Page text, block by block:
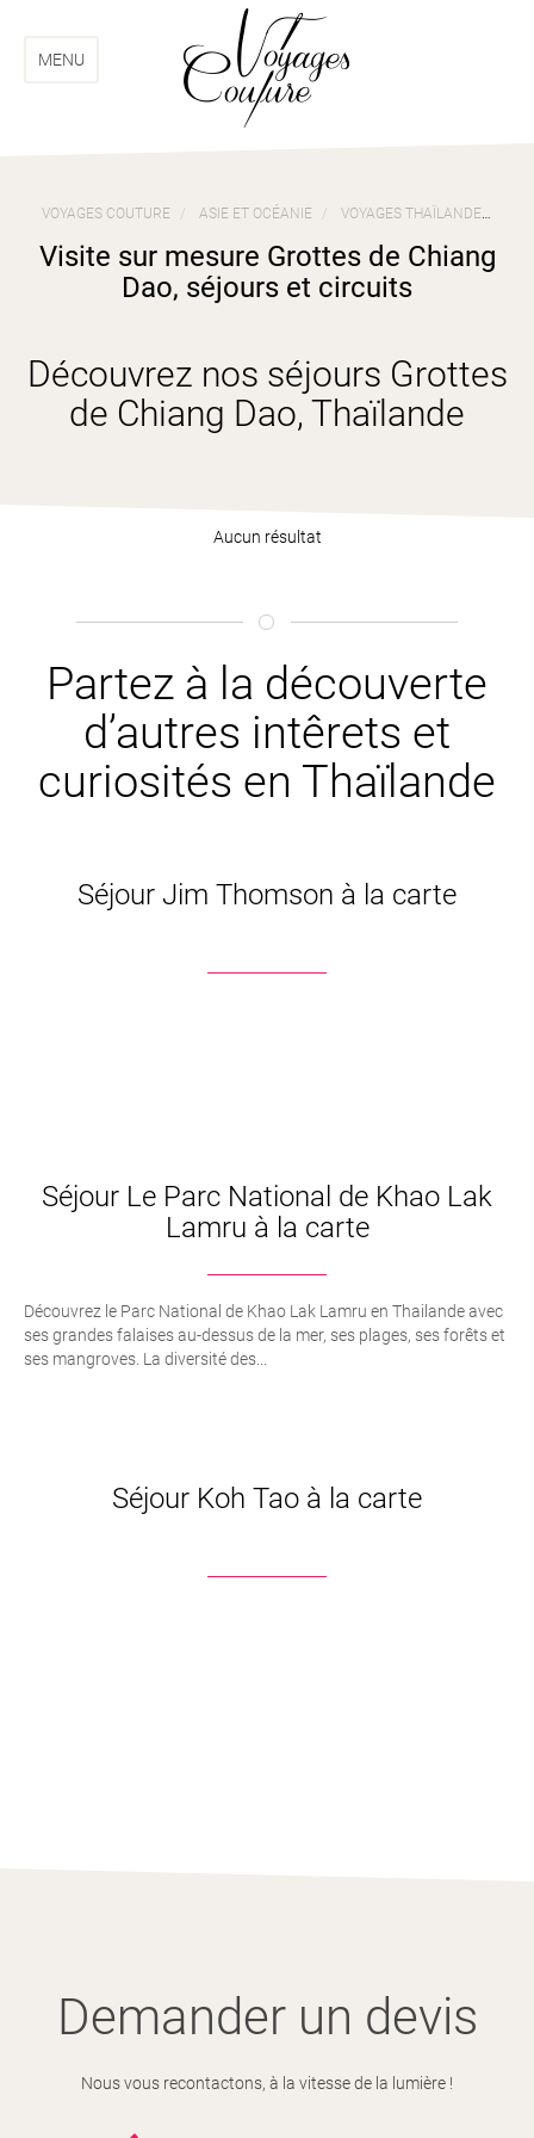
menu
contenuMENU
VOYAGES COUTURE ASIE ET OCÉANIE VOYAGES THAÏLANDE
Visite sur mesure Grottes de Chiang
Dao, séjours et circuits
Découvrez nos séjours Grottes
de Chiang Dao, Thaïlande
Aucun résultat
Partez à la découverte
d’autres intêrets et
curiosités en Thaïlande
Séjour Jim Thomson à la carte
Séjour Le Parc National de Khao Lak
Lamru à la carte
Découvrez le Parc National de Khao Lak Lamru en Thailande avec
ses grandes falaises au-dessus de la mer, ses plages, ses forêts et
ses mangroves. La diversité des...
Séjour Koh Tao à la carte
Demander un devis
Nous vous recontactons, à la vitesse de la lumière !